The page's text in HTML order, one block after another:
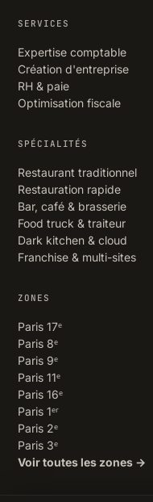
SERVICES
Expertise comptable
Création d'entreprise
RH & paie
Optimisation fiscale
SPÉCIALITÉS
Restaurant traditionnel
Restauration rapide
Bar, café & brasserie
Food truck & traiteur
Dark kitchen & cloud
Franchise & multi-sites
ZONES
Paris 17ᵉ
Paris 8ᵉ
Paris 9ᵉ
Paris 11ᵉ
Paris 16ᵉ
Paris 1ᵉʳ
Paris 2ᵉ
Paris 3ᵉ
Voir toutes les zones →